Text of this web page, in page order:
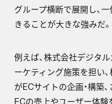
グループ横断で展開し、
きることが大きな強みだ。
例えば、株式会社デジタ
ーケティング施策を担い
がECサイトの企画・構築
ECの売上やユーザー体験